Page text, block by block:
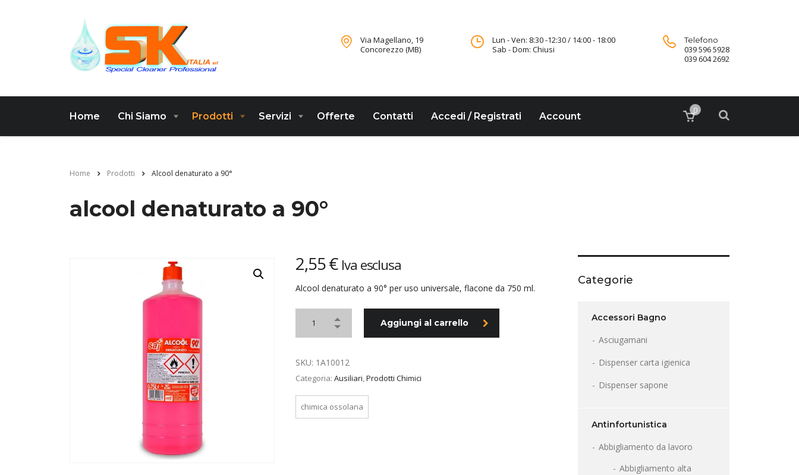
Via Magellano, 19
Concorezzo (MB)
Lun - Ven: 8:30 -12:30 / 14:00 - 18:00
Sab - Dom: Chiusi
Telefono
039 596 5928
039 604 2692
Home Chi Siamo Prodotti Servizi Offerte Contatti Accedi / Registrati Account
0
Home Prodotti Alcool denaturato a 90°
alcool denaturato a 90°
2,55€ Iva esclusa
Alcool denaturato a 90° per uso universale, flacone da 750 ml.
Aggiungi al carrello
SKU: 1A10012
Categoria: Ausiliari,Prodotti Chimici
chimica ossolana
Categorie
Accessori Bagno
Asciugamani
Dispenser carta igienica
Dispenser sapone
Antinfortunistica
Abbigliamento da lavoro
Abbigliamento alta